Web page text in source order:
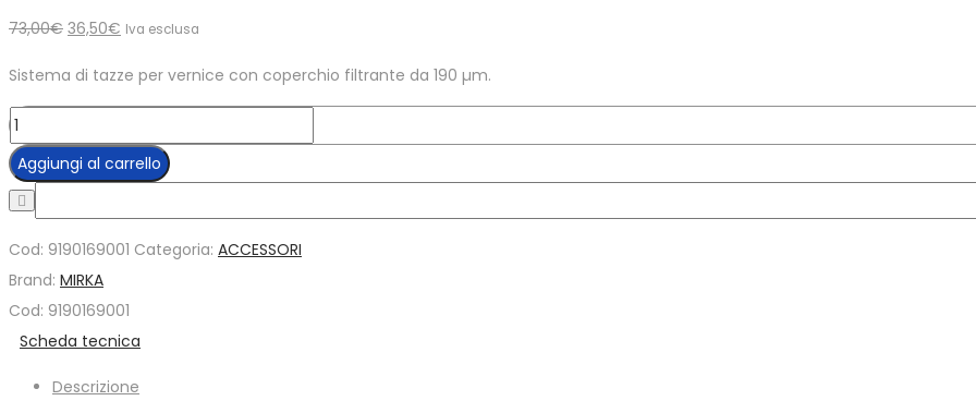
73,00€ Il
73,00€.
36,50€
attuale
36,50€.
Iva esclusa
Sistema di tazze per vernice con coperchio filtrante da 190 µm.
Paint
cup
system
190
µm
-
9190169001
quantità
Aggiungi al carrello
Cod: 9190169001 Categoria: ACCESSORI
Brand: MIRKA
Cod: 9190169001
Scheda tecnica
Descrizione